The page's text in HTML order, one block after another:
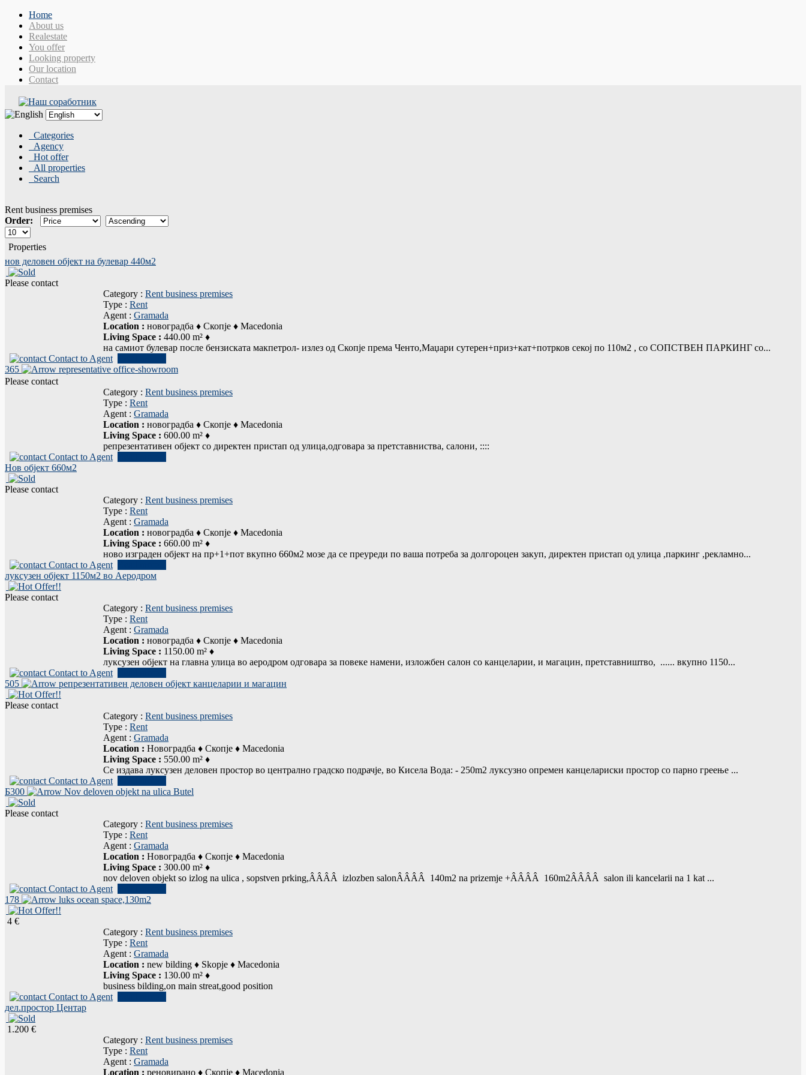
Home
About us
Realestate
You offer
Looking property
Our location
Contact
Categories
Agency
Hot offer
All properties
Search
Rent business premises
Order:
Properties
нов деловен објект на булевар 440м2
Please contact
Category : Rent business premises
Type : Rent
Agent : Gramada
Location : новоградба ♦ Скопје ♦ Macedonia
Living Space : 440.00 m² ♦
на самиот булевар после бензиската макпетрол- излез од Скопје према Ченто,Маџари сутерен+приз+кат+потрков секој по 110м2 , со СОПСТВЕН ПАРКИНГ со...
Contact to Agent
365
representative office-showroom
Please contact
Category : Rent business premises
Type : Rent
Agent : Gramada
Location : новоградба ♦ Скопје ♦ Macedonia
Living Space : 600.00 m² ♦
репрезентативен објект со директен пристап од улица,одговара за претставниства, салони, ::::
Contact to Agent
Нов објект 660м2
Please contact
Category : Rent business premises
Type : Rent
Agent : Gramada
Location : новоградба ♦ Скопје ♦ Macedonia
Living Space : 660.00 m² ♦
ново изграден објект на пр+1+пот вкупно 660м2 мозе да се преуреди по ваша потреба за долгороцен закуп, директен пристап од улица ,паркинг ,рекламно...
Contact to Agent
луксузен објект 1150м2 во Аеродром
Please contact
Category : Rent business premises
Type : Rent
Agent : Gramada
Location : новоградба ♦ Скопје ♦ Macedonia
Living Space : 1150.00 m² ♦
луксузен објект на главна улица во аеродром одговара за повеке намени, изложбен салон со канцеларии, и магацин, претставништво, ...... вкупно 1150...
Contact to Agent
505
репрезентативен деловен објект канцеларии и магацин
Please contact
Category : Rent business premises
Type : Rent
Agent : Gramada
Location : Новоградба ♦ Скопје ♦ Macedonia
Living Space : 550.00 m² ♦
Се издава луксузен деловен простор во централно градско подрачје, во Кисела Вода: - 250m2 луксузно опремен канцелариски простор со парно греење ...
Contact to Agent
Б300
Nov deloven objekt na ulica Butel
Please contact
Category : Rent business premises
Type : Rent
Agent : Gramada
Location : Новоградба ♦ Скопје ♦ Macedonia
Living Space : 300.00 m² ♦
nov deloven objekt so izlog na ulica , sopstven prking,ÂÂÂÂ izlozben salonÂÂÂÂ 140m2 na prizemje +ÂÂÂÂ 160m2ÂÂÂÂ salon ili kancelarii na 1 kat ...
Contact to Agent
178
luks ocean space,130m2
4 €
Category : Rent business premises
Type : Rent
Agent : Gramada
Location : new bilding ♦ Skopje ♦ Macedonia
Living Space : 130.00 m² ♦
business bilding,on main streat,good position
Contact to Agent
дел.простор Центар
1.200 €
Category : Rent business premises
Type : Rent
Agent : Gramada
Location : реновирано ♦ Скопје ♦ Macedonia